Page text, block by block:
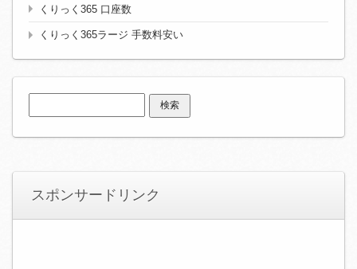
くりっく365 口座数
くりっく365ラージ 手数料安い
索:
スポンサードリンク